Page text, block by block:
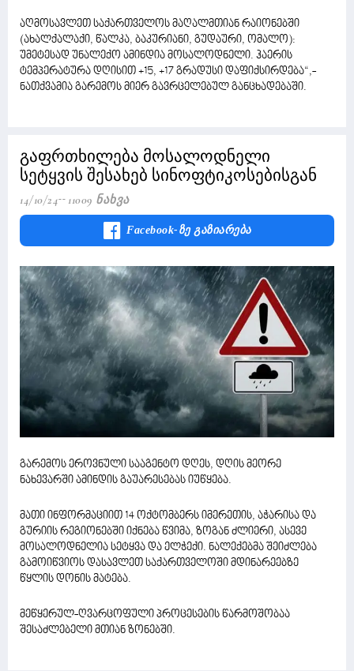
აღმოსავლეთ საქართველოს მაღალმთიან რაიონებში
(ახალქალაქი, წალკა, ბაკურიანი, გუდაური, ომალო):
უმეტესად უნალექო ამინდია მოსალოდნელი. ჰაერის
ტემპერატურა დღისით +15, +17 გრადუსი დაფიქსირდება“,-
ნათქვამია გარემოს მიერ გავრცელებულ განცხადებაში.
გაფრთხილება მოსალოდნელი
სეტყვის შესახებ სინოფტიკოსებისგან
14/10/24 11009 Ნახვა
Facebook-Ზე Გაზიარება
გარემოს ეროვნული სააგენტო დღეს, დღის მეორე
ნახევარში ამინდის გაუარესებას იუწყება.
მათი ინფორმაციით 14 ოქტომბერს იმერეთის, აჭარისა და
გურიის რეგიონებში იქნება წვიმა, ზოგან ძლიერი, ასევე
მოსალოდნელია სეტყვა და ელჭექი. ნალექებმა შეიძლება
გამოიწვიოს დასავლეთ საქართველოში მდინარეებზე
წყლის დონის მატება.
მეწყერულ-ღვარცოფული პროცესების წარმოშობაა
შესაძლებელი მთიან ზონებში.